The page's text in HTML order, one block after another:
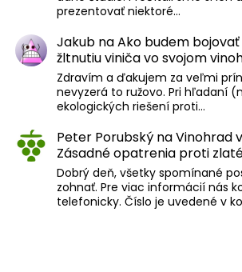
prezentovať niektoré…
Jakub naAko budem
žltnutiu viniča vo svojom
Zdravím a ďakujem za veľmi
nevyzerá to ružovo. Pri hľadaní
ekologických riešení proti…
Peter Porubský naVinohrad
Zásadné opatrenia proti
Dobrý deň, všetky spomínané
zohnať. Pre viac informácií nás
telefonicky. Číslo je uvedené v